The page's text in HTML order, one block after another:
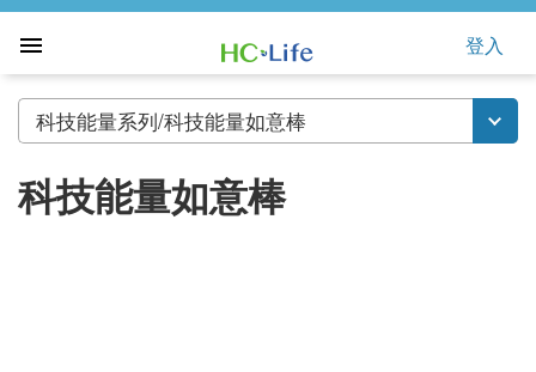
登入
科技能量系列/科技能量如意棒
科技能量如意棒